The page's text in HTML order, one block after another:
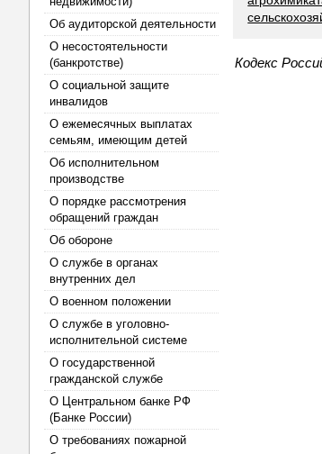
Об аудиторской деятельности
О несостоятельности
(банкротстве)
О социальной защите
инвалидов
О ежемесячных выплатах
семьям, имеющим детей
Об исполнительном
производстве
О порядке рассмотрения
обращений граждан
Об обороне
О службе в органах
внутренних дел
О военном положении
О службе в уголовно-
исполнительной системе
О государственной
гражданской службе
О Центральном банке РФ
(Банке России)
О требованиях пожарной
Кодекс